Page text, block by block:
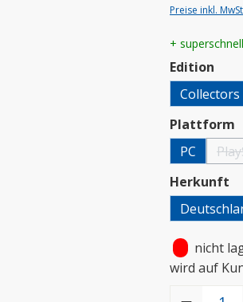
Preise inkl.
+
Edition
Plattform
PC
Herkunft
nicht
wird auf
Produkt